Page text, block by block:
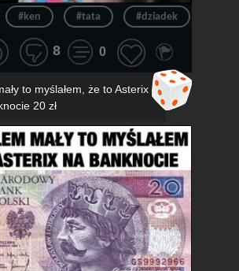
#ken #tata #dziadek
8 0
to myślałem, że to Asterix
20 zł